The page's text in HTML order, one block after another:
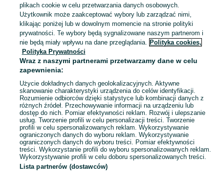
Zobacz
Mapa kategorii
Mapa miejscowości
Mapa ministron
Popularne wyszukiwania
plikach cookie w celu przetwarzania danych osobowych.
Użytkownik może zaakceptować wybory lub zarządzać nimi,
klikając poniżej lub w dowolnym momencie na stronie polityki
prywatności. Te wybory będą sygnalizowane naszym partnerom i
nie będą miały wpływu na dane przeglądania. Polityka cookies,
Polityka Prywatności
Wraz z naszymi partnerami przetwarzamy dane w celu
zapewnienia:
Użycie dokładnych danych geolokalizacyjnych. Aktywne
skanowanie charakterystyki urządzenia do celów identyfikacji.
Rozumienie odbiorców dzięki statystyce lub kombinacji danych z
różnych źródeł. Przechowywanie informacji na urządzeniu lub
dostęp do nich. Pomiar efektywności reklam. Rozwój i ulepszanie
usług. Tworzenie profili w celu personalizacji treści. Tworzenie
profili w celu spersonalizowanych reklam. Wykorzystywanie
ograniczonych danych do wyboru reklam. Wykorzystywanie
ograniczonych danych do wyboru treści. Pomiar efektywności
treści. Wykorzystanie profili do wyboru spersonalizowanych reklam.
Wykorzystywanie profili w celu doboru spersonalizowanych treści.
Lista partnerów (dostawców)